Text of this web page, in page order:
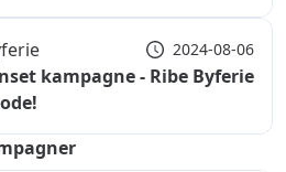
2024-08-06
kampagne - Ribe Byferie